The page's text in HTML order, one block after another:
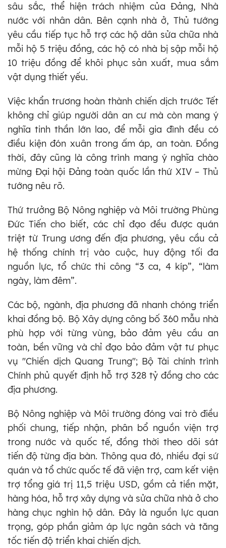
sâu sắc, thể hiện trách nhiệm của Đảng, Nhà
nước với nhân dân. Bên cạnh nhà ở, Thủ tướng
yêu cầu tiếp tục hỗ trợ các hộ dân sửa chữa nhà
mỗi hộ 5 triệu đồng, các hộ có nhà bị sập mỗi hộ
10 triệu đồng để khôi phục sản xuất, mua sắm
vật dụng thiết yếu.
Việc khẩn trương hoàn thành chiến dịch trước Tết
không chỉ giúp người dân an cư mà còn mang ý
nghĩa tinh thần lớn lao, để mỗi gia đình đều có
điều kiện đón xuân trong ấm áp, an toàn. Đồng
thời, đây cũng là công trình mang ý nghĩa chào
mừng Đại hội Đảng toàn quốc lần thứ XIV – Thủ
tướng nêu rõ.
Thứ trưởng Bộ Nông nghiệp và Môi trường Phùng
Đức Tiến cho biết, các chỉ đạo đều được quán
triệt từ Trung ương đến địa phương, yêu cầu cả
hệ thống chính trị vào cuộc, huy động tối đa
nguồn lực, tổ chức thi công “3 ca, 4 kíp”, “làm
ngày, làm đêm”.
Các bộ, ngành, địa phương đã nhanh chóng triển
khai đồng bộ. Bộ Xây dựng công bố 360 mẫu nhà
phù hợp với từng vùng, bảo đảm yêu cầu an
toàn, bền vững và chỉ đạo bảo đảm vật tư phục
vụ "Chiến dịch Quang Trung"; Bộ Tài chính trình
Chính phủ quyết định hỗ trợ 328 tỷ đồng cho các
địa phương.
Bộ Nông nghiệp và Môi trường đóng vai trò điều
phối chung, tiếp nhận, phân bổ nguồn viện trợ
trong nước và quốc tế, đồng thời theo dõi sát
tiến độ từng địa bàn. Thông qua đó, nhiều đại sứ
quán và tổ chức quốc tế đã viện trợ, cam kết viện
trợ tổng giá trị 11,5 triệu USD, gồm cả tiền mặt,
hàng hóa, hỗ trợ xây dựng và sửa chữa nhà ở cho
hàng chục nghìn hộ dân. Đây là nguồn lực quan
trọng, góp phần giảm áp lực ngân sách và tăng
tốc tiến độ triển khai chiến dịch.